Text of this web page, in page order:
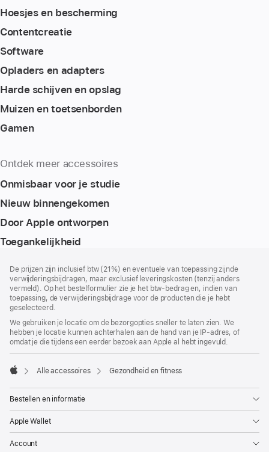
Hoesjes en bescherming
Content­creatie
Software
Opladers en adapters
Harde schijven en opslag
Muizen en toetsenborden
Gamen
Ontdek meer accessoires
Onmisbaar voor je studie
Nieuw binnengekomen
Door Apple ontworpen
Toegankelijkheid
De prijzen zijn inclusief btw (21%) en eventuele van toepassing zijnde
verwijderingsbijdragen, maar exclusief leveringskosten (tenzij anders
vermeld). Op het bestelformulier zie je het btw-bedrag en, indien van
toepassing, de verwijderingsbijdrage voor de producten die je hebt
geselecteerd.
We gebruiken je locatie om de bezorgopties sneller te laten zien. We
hebben je locatie kunnen achterhalen aan de hand van je IP-adres, of
omdat je die tijdens een eerder bezoek aan Apple al hebt ingevuld.
Alle accessoires Gezondheid en fitness
Bestellen en informatie
Apple Wallet
Account